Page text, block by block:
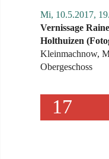
Mi, 10.5.2017,
Vernissage
Holthuizen
Kleinmachnow,
Obergeschoss
17